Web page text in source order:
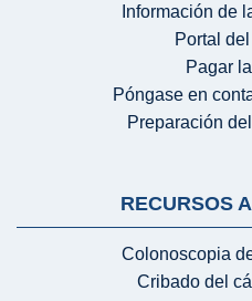
Información de
Portal
Pagar
Póngase en
Preparación
RECURSOS
Colonoscopia
Cribado del